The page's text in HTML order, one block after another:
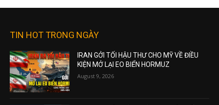
TIN HOT TRONG NGÀY
IRAN GỞI TỐI HẬU THƯ CHO MỸ VỀ ĐIỀU
KIỆN MỞ LẠI EO BIỂN HORMUZ
August 9, 2026